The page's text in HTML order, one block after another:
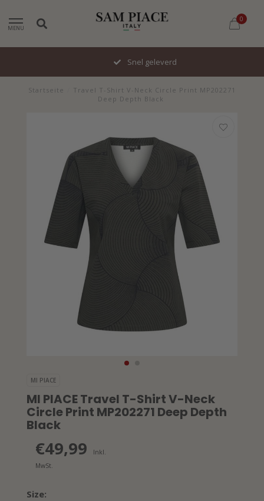
MENU
0
Snel geleverd
Startseite
Travel T-Shirt V-Neck Circle Print MP202271
Deep Depth Black
MI PIACE
MI PIACE Travel T-Shirt V-Neck
Circle Print MP202271 Deep Depth
Black
€49,99
Inkl.
MwSt.
Size: